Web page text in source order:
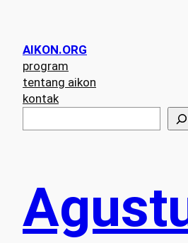
AIKON.ORG
program
tentang aikon
kontak
e